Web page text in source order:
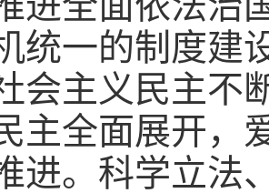
统一的制度建
会主义民主不
主全面展开，
进。科学立法